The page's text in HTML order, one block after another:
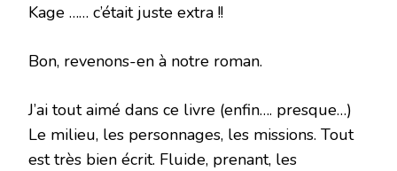
Kage …… c’était juste extra !!
Bon, revenons-en à notre roman.
J’ai tout aimé dans ce livre (enfin…. presque…)
Le milieu, les personnages, les missions. Tout
est très bien écrit. Fluide, prenant, les